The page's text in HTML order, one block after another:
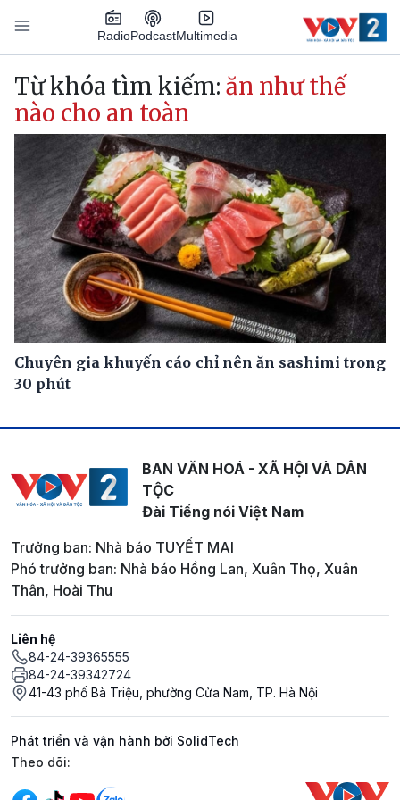
Nhảy đến nội dung
RadioPodcastMultimedia
Main navigation
Từ khóa tìm kiếm: ăn như thế
nào cho an toàn
Chuyên gia khuyến cáo chỉ nên ăn sashimi trong
30 phút
BAN VĂN HOÁ - XÃ HỘI VÀ DÂN
TỘC
Đài Tiếng nói Việt Nam
Trưởng ban: Nhà báo TUYẾT MAI
Phó trưởng ban: Nhà báo Hồng Lan, Xuân Thọ, Xuân
Thân, Hoài Thu
Liên hệ
84-24-39365555
84-24-39342724
41-43 phố Bà Triệu, phường Cửa Nam, TP. Hà Nội
Phát triển và vận hành bởi SolidTech
Mạng xã hội
Theo dõi: